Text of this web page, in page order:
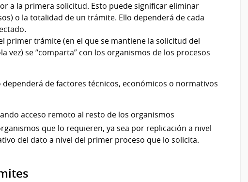
a la primera solicitud. Esto puede significar eliminar
o la totalidad de un trámite. Ello dependerá de cada
primer trámite (en el que se mantiene la solicitud del
vez) se “comparta” con los organismos de los procesos
dependerá de factores técnicos, económicos o normativos
acceso remoto al resto de los organismos
que lo requieren, ya sea por replicación a nivel
del dato a nivel del primer proceso que lo solicita.